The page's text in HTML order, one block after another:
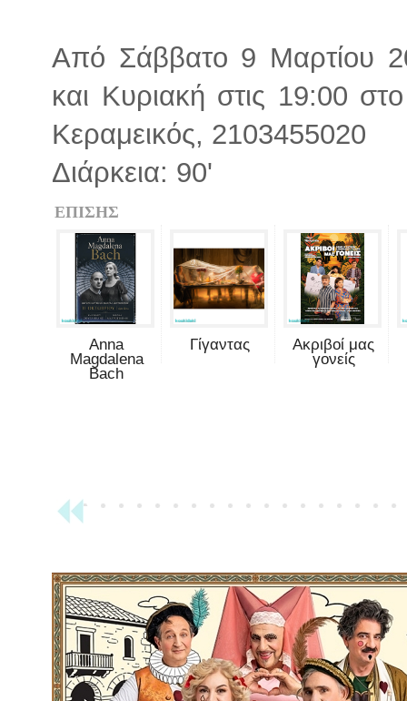
Από Σάββατο 9 Μαρτίου
και Κυριακή στις 19:00
Κεραμεικός, 2103455020
Διάρκεια: 90'
ΕΠΙΣΗΣ
Anna
Magdalena
Bach
Γίγαντας
Ακριβοί μας
γονείς